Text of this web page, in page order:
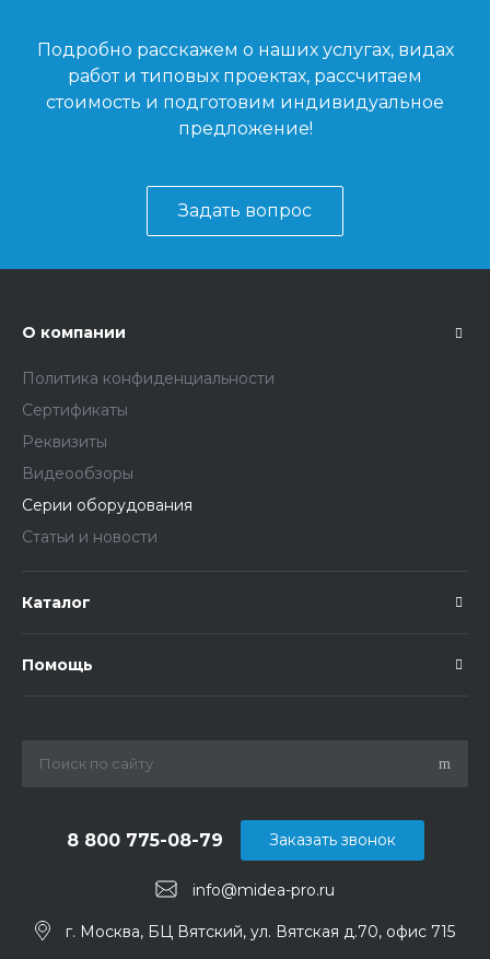
Подробно расскажем о наших услугах, видах
работ и типовых проектах, рассчитаем
стоимость и подготовим индивидуальное
предложение!
Задать вопрос
О компании
Политика конфиденциальности
Сертификаты
Реквизиты
Видеообзоры
Серии оборудования
Статьи и новости
Каталог
Помощь
info@midea-pro.ru
8 800 775-08-79
г. Москва, БЦ Вятский, ул. Вятская д.70, офис 715
Заказать звонок